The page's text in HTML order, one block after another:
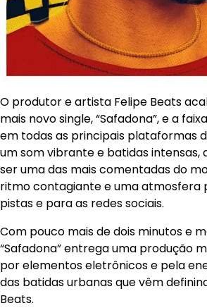
O produtor e artista Felipe Beats
mais novo single, “Safadona”, e a
em todas as principais plataformas
um som vibrante e batidas intensas,
ser uma das mais comentadas do
ritmo contagiante e uma atmosfera
pistas e para as redes sociais.
Com pouco mais de dois minutos e
“Safadona” entrega uma produção
por elementos eletrônicos e pela
das batidas urbanas que vêm
Beats.